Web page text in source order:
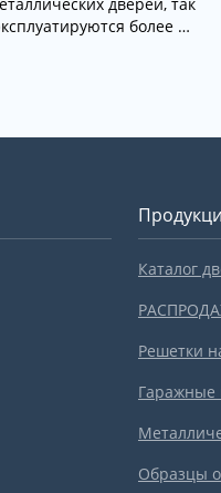
более …
Каталог
Решетки
Гаражные
Образцы